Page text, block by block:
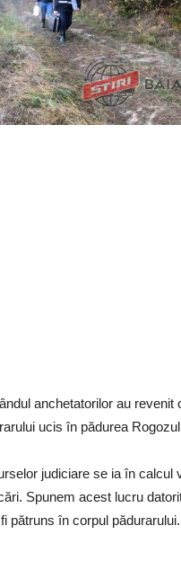
anchetatorilor au revenit
ucis în pădurea
judiciare se ia în calcul
Spunem acest lucru
pătruns în corpul pădurarului.